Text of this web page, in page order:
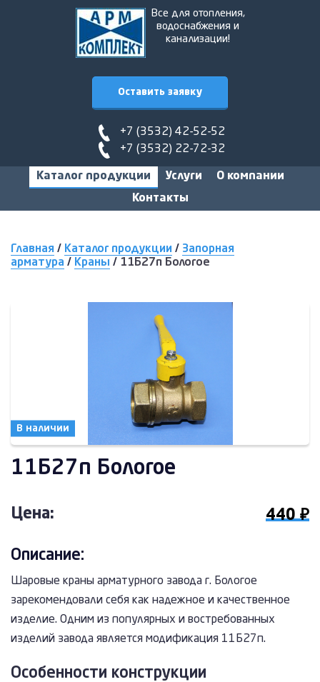
Все для отопления,
водоснабжения и
канализации!
Оставить заявку
+7 (3532) 42-52-52
+7 (3532) 22-72-32
Каталог продукции Услуги
О компании
Контакты
Главная / Каталог продукции / Запорная
арматура / Краны / 11Б27п Бологое
В наличии
11Б27п Бологое
Цена: 440 ₽
Описание:
Шаровые краны арматурного завода г. Бологое
зарекомендовали себя как надежное и качественное
изделие. Одним из популярных и востребованных
изделий завода является модификация 11Б27п.
Особенности конструкции